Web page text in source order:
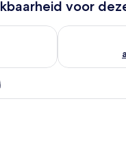
voor
voor vanavond aug
De
Een netjes opgemaakt bed